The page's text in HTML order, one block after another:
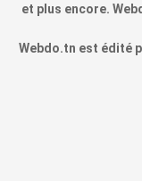
et plus encore.
Webdo.tn est édité